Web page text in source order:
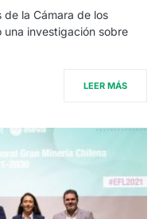
de la Cámara de los
una investigación sobre
LEER MÁS